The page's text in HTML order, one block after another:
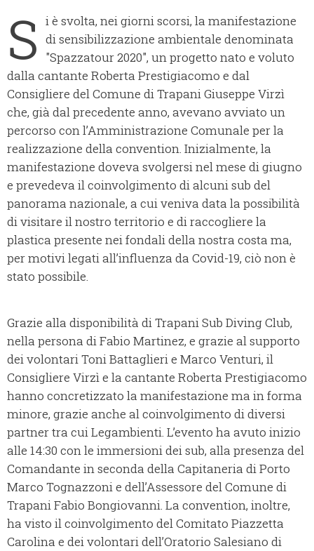
S i è svolta, nei giorni scorsi, la manifestazione
di sensibilizzazione ambientale denominata
"Spazzatour 2020", un progetto nato e voluto
dalla cantante Roberta Prestigiacomo e dal
Consigliere del Comune di Trapani Giuseppe Virzì
che, già dal precedente anno, avevano avviato un
percorso con l’Amministrazione Comunale per la
realizzazione della convention. Inizialmente, la
manifestazione doveva svolgersi nel mese di giugno
e prevedeva il coinvolgimento di alcuni sub del
panorama nazionale, a cui veniva data la possibilità
di visitare il nostro territorio e di raccogliere la
plastica presente nei fondali della nostra costa ma,
per motivi legati all’influenza da Covid-19, ciò non è
stato possibile.
Grazie alla disponibilità di Trapani Sub Diving Club,
nella persona di Fabio Martinez, e grazie al supporto
dei volontari Toni Battaglieri e Marco Venturi, il
Consigliere Virzì e la cantante Roberta Prestigiacomo
hanno concretizzato la manifestazione ma in forma
minore, grazie anche al coinvolgimento di diversi
partner tra cui Legambienti. L’evento ha avuto inizio
alle 14:30 con le immersioni dei sub, alla presenza del
Comandante in seconda della Capitaneria di Porto
Marco Tognazzoni e dell’Assessore del Comune di
Trapani Fabio Bongiovanni. La convention, inoltre,
ha visto il coinvolgimento del Comitato Piazzetta
Carolina e dei volontari dell’Oratorio Salesiano di